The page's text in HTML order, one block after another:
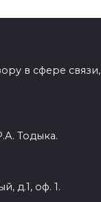
в сфере связи,
Тодыка.
д.1, оф. 1.